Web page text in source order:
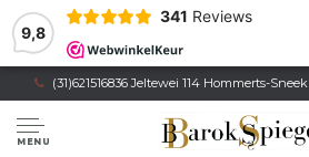
9,8
341 Reviews
(31)621516836 Jeltewei 114 Hommerts-Sneek
MENU